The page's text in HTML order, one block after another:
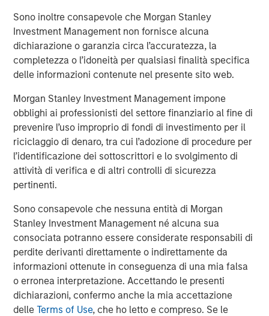
Sono inoltre consapevole che Morgan Stanley
Investment Management non fornisce alcuna
dichiarazione o garanzia circa l’accuratezza, la
completezza o l’idoneità per qualsiasi finalità specifica
delle informazioni contenute nel presente sito web.
Morgan Stanley Investment Management impone
obblighi ai professionisti del settore finanziario al fine di
prevenire l’uso improprio di fondi di investimento per il
riciclaggio di denaro, tra cui l’adozione di procedure per
l’identificazione dei sottoscrittori e lo svolgimento di
attività di verifica e di altri controlli di sicurezza
pertinenti.
Sono consapevole che nessuna entità di Morgan
Stanley Investment Management né alcuna sua
consociata potranno essere considerate responsabili di
perdite derivanti direttamente o indirettamente da
informazioni ottenute in conseguenza di una mia falsa
o erronea interpretazione. Accettando le presenti
dichiarazioni, confermo anche la mia accettazione
delleTerms of Use, che ho letto e compreso. Se le
business model and approach and recognize the potential
of Medsphere to bring real change to healthcare IT.”
This investment will further drive Medsphere’s growth,
allowing them to hire additional team members to
solutions. By making CareVue, RCM Cloud and ChartLogic
available in the cloud and combining them with a
subscription service, Medsphere has dramatically
reduced the financial and technological burdens that
have historically fallen on healthcare organizations
themselves, thus allowing customers to achieve their
ultimate goals of lowering costs and delivering the
About Medsphere
Founded in 2002 and based in Carlsbad,
Calif.,Medsphere Systems Corporation is an organization
of committed clinical and technology professionals
working to positively impact patient care by delivering
award-winning healthcare IT solutions for providers of